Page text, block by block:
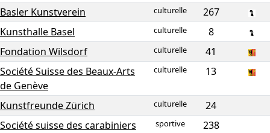
Basler Kunstverein
culturelle
267
Kunsthalle Basel
culturelle
8
Fondation Wilsdorf
culturelle
41
Société Suisse des Beaux-Arts
de Genève
culturelle 13
Kunstfreunde Zürich culturelle
24
Société suisse des carabiniers
sportive
238